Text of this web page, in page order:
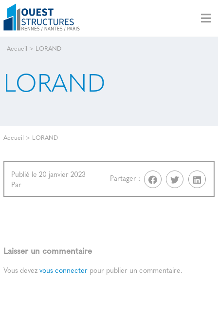
Accueil > LORAND
LORAND
Accueil > LORAND
Publié le 20 janvier 2023
Par
Partager :
Laisser un commentaire
Vous devezvous connecter pour publier un commentaire.